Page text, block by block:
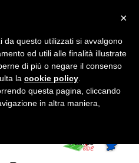
×
da questo utilizzati si avvalgono
ed utili alle finalità illustrate
di più o negare il consenso
la cookie policy
questa pagina, cliccando
in altra maniera,